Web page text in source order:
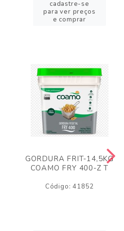
cadastre-se
para ver preços
e comprar
GORDURA FRIT-14,5KG
COAMO FRY 400-Z T
Código: 41852